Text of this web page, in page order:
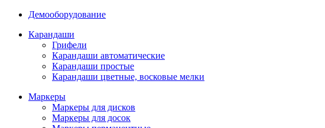
Демооборудование
Карандаши
Грифели
Карандаши автоматические
Карандаши простые
Карандаши цветные, восковые мелки
Маркеры
Маркеры для дисков
Маркеры для досок